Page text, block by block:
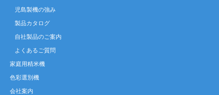
児島製機の強み
製品カタログ
自社製品のご案内
よくあるご質問
家庭用精米機
色彩選別機
会社案内